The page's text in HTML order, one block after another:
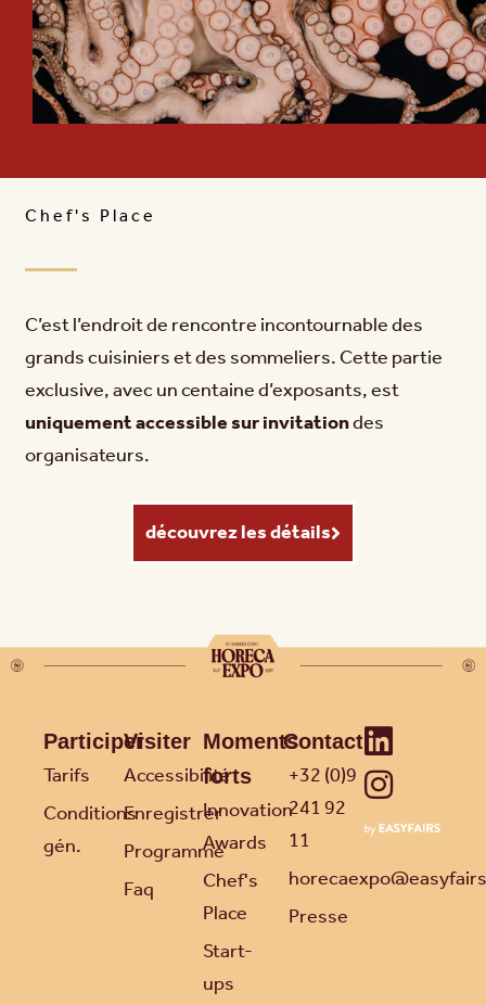
Chef's Place
C’est l’endroit de rencontre incontournable des
grands cuisiniers et des sommeliers. Cette partie
exclusive, avec un centaine d’exposants, est
uniquement accessible sur invitationdes
organisateurs.
découvrez les détails
Participer
Tarifs
Conditions
gén.
Visiter
Accessibilité
Enregistrer
Programme
Faq
Moments
forts
Innovation
Awards
Chef's
Place
Start-
ups
Contact
+32 (0)9
241 92
11
Presse